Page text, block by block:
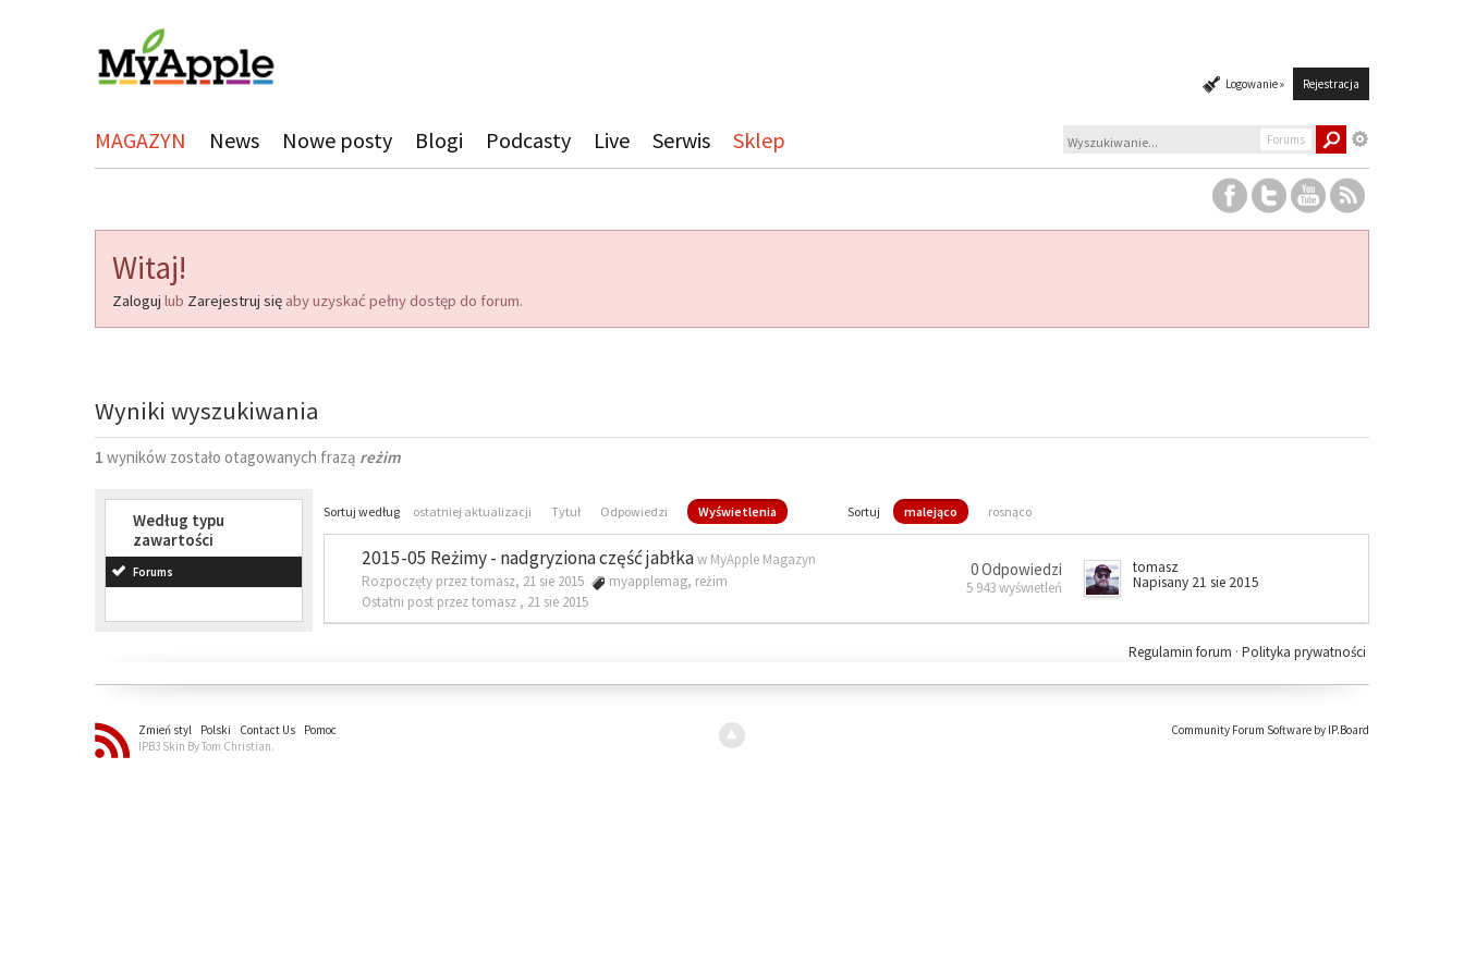
Logowanie » Rejestracja
MAGAZYN News Nowe posty Blogi Podcasty Live Serwis Sklep Forums
Witaj!
Zaloguj lub Zarejestruj się aby uzyskać pełny dostęp do forum.
Wyniki wyszukiwania
1 wyników zostało otagowanych frazą reżim
Według typu
zawartości
Forums
Sortuj według ostatniej aktualizacji Tytuł Odpowiedzi Wyświetlenia Sortuj malejąco rosnąco
2015-05 Reżimy - nadgryziona część jabłkaw MyApple Magazyn
Rozpoczęty przez tomasz, 21 sie 2015
myapplemag, reżim
Ostatni post przez tomasz , 21 sie 2015
0 Odpowiedzi
5 943 wyświetleń
tomasz
Napisany 21 sie 2015
Polityka prywatności
Regulamin forum ·
Zmień styl Polski Contact Us
Pomoc
IPB3 Skin By Tom Christian.
Community Forum Software by IP.Board